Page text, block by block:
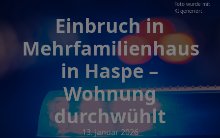
Foto wurde mit
KI generiert
Einbruch in
Mehrfamilienhaus
in Haspe –
Wohnung
durchwühlt
13. Januar 2026